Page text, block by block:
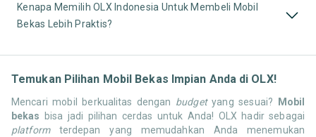
Kenapa Memilih OLX Indonesia Untuk Membeli Mobil
Bekas Lebih Praktis?
Temukan Pilihan Mobil Bekas Impian Anda di OLX!
Mencari mobil berkualitas dengan budgetyang sesuai? Mobil
bekas bisa jadi pilihan cerdas untuk Anda! OLX hadir sebagai
platformterdepan yang memudahkan Anda menemukan